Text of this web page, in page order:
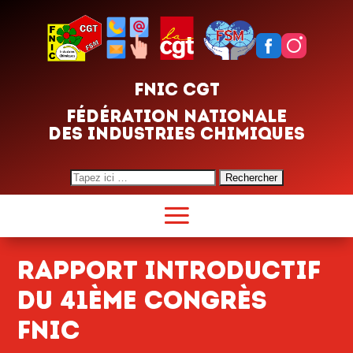
FNIC CGT
FÉDÉRATION NATIONALE
DES INDUSTRIES CHIMIQUES
Search
for:
Rapport introductif
du 41ème congrès
FNIC